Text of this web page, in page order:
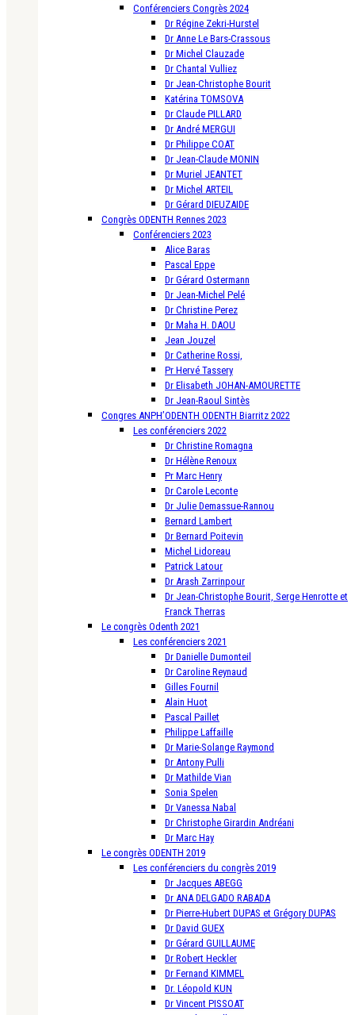
Conférenciers Congrès 2024
Dr Régine Zekri-Hurstel
Dr Anne Le Bars-Crassous
Dr Michel Clauzade
Dr Chantal Vulliez
Dr Jean-Christophe Bourit
Katérina TOMSOVA
Dr Claude PILLARD
Dr André MERGUI
Dr Philippe COAT
Dr Jean-Claude MONIN
Dr Muriel JEANTET
Dr Michel ARTEIL
Dr Gérard DIEUZAIDE
Congrès ODENTH Rennes 2023
Conférenciers 2023
Alice Baras
Pascal Eppe
Dr Gérard Ostermann
Dr Jean-Michel Pelé
Dr Christine Perez
Dr Maha H. DAOU
Jean Jouzel
Dr Catherine Rossi,
Pr Hervé Tassery
Dr Elisabeth JOHAN-AMOURETTE
Dr Jean-Raoul Sintès
Congres ANPH’ODENTH ODENTH Biarritz 2022
Les conférenciers 2022
Dr Christine Romagna
Dr Hélène Renoux
Pr Marc Henry
Dr Carole Leconte
Dr Julie Demassue-Rannou
Bernard Lambert
Dr Bernard Poitevin
Michel Lidoreau
Patrick Latour
Dr Arash Zarrinpour
Dr Jean-Christophe Bourit, Serge Henrotte et
Franck Therras
Le congrès Odenth 2021
Les conférenciers 2021
Dr Danielle Dumonteil
Dr Caroline Reynaud
Gilles Fournil
Alain Huot
Pascal Paillet
Philippe Laffaille
Dr Marie-Solange Raymond
Dr Antony Pulli
Dr Mathilde Vian
Sonia Spelen
Dr Vanessa Nabal
Dr Christophe Girardin Andréani
Dr Marc Hay
Le congrès ODENTH 2019
Les conférenciers du congrès 2019
Dr Jacques ABEGG
Dr ANA DELGADO RABADA
Dr Pierre-Hubert DUPAS et Grégory DUPAS
Dr David GUEX
Dr Gérard GUILLAUME
Dr Robert Heckler
Dr Fernand KIMMEL
Dr. Léopold KUN
Dr Vincent PISSOAT